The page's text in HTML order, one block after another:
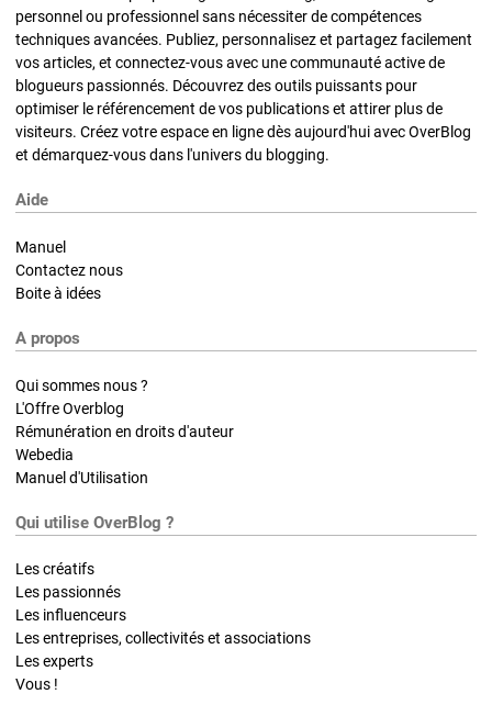
personnel ou professionnel sans nécessiter de compétences
techniques avancées. Publiez, personnalisez et partagez facilement
vos articles, et connectez-vous avec une communauté active de
blogueurs passionnés. Découvrez des outils puissants pour
optimiser le référencement de vos publications et attirer plus de
visiteurs. Créez votre espace en ligne dès aujourd'hui avec OverBlog
et démarquez-vous dans l'univers du blogging.
Aide
Manuel
Contactez nous
Boite à idées
A propos
Qui sommes nous ?
L'Offre Overblog
Rémunération en droits d'auteur
Webedia
Manuel d'Utilisation
Qui utilise OverBlog ?
Les créatifs
Les passionnés
Les influenceurs
Les entreprises, collectivités et associations
Les experts
Vous !